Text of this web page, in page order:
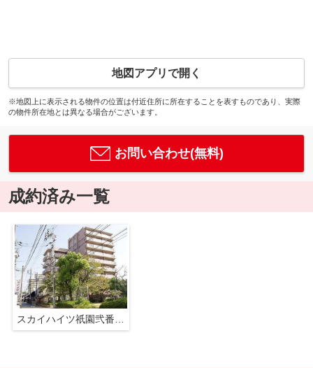
地図アプリで開く
※地図上に表示される物件の位置は付近住所に所在することを表すものであり、実際
の物件所在地とは異なる場合がございます。
お問い合わせ(無料)
成約済み一覧
スカイハイツ祇園弐番館パークサイド